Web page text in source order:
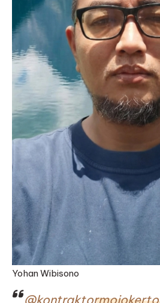
Yohan Wibisono
@kontraktormojokerto